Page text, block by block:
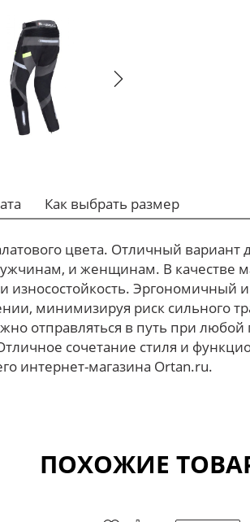
Как выбрать размер
цвета. Отличный
и женщинам. В качестве
износостойкость.
минимизируя риск сильного
отправляться в путь при
сочетание стиля и
интернет-магазина Ortan.ru.
ПОХОЖИЕ